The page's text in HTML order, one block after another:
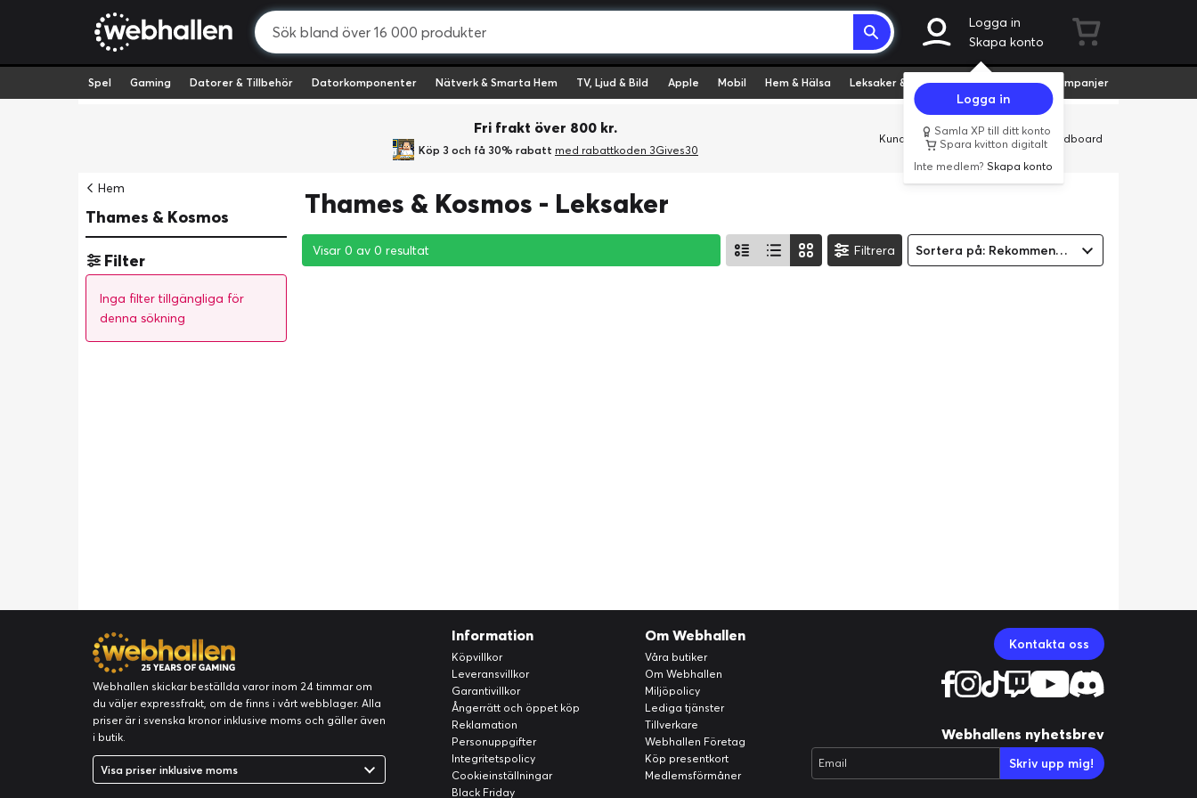
Logga in
Skapa konto
Logga in
Samla XP till ditt konto
Spara kvitton digitalt
Inte medlem?Skapa konto
Spel Gaming Datorer & Tillbehör Datorkomponenter Nätverk & Smarta Hem TV, Ljud & Bild Apple Mobil Hem & Hälsa Leksaker & Hobby Fyndvaror Kampanjer
Fri frakt över 800 kr.
Köp 3 och få 30% rabatt med rabattkoden 3Gives30
Kundservice Butiker Företag Cardboard
Hem
Thames & Kosmos
Filter
Inga filter tillgängliga för
denna sökning
Thames & Kosmos - Leksaker
Visar 0 av 0 resultat
Visar 0 av 0 resultat
Visar 0 av 0 resultat Filtrera Sortera på: Rekommenderad
Webhallen skickar beställda varor inom 24 timmar om
du väljer expressfrakt, om de finns i vårt webblager. Alla
priser är i svenska kronor inklusive moms och gäller även
i butik.
Visa priser inklusive moms
Information
Köpvillkor
Leveransvillkor
Garantivillkor
Ångerrätt och öppet köp
Reklamation
Personuppgifter
Integritetspolicy
Cookieinställningar
Black Friday
Om Webhallen
Våra butiker
Om Webhallen
Miljöpolicy
Lediga tjänster
Tillverkare
Webhallen Företag
Köp presentkort
Medlemsförmåner
Kontakta oss
Webhallens nyhetsbrev
Email Skriv upp mig!